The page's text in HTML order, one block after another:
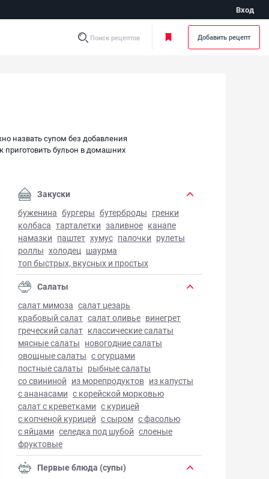
Вход
Поиск рецептов Добавить рецепт
назвать супом без добавления
бульон в домашних
Закуски
буженина бургеры бутерброды гренки
колбаса тарталетки заливное канапе
намазки паштет хумус палочки рулеты
роллы холодец шаурма
топ быстрых, вкусных и простых
Салаты
салат мимоза салат цезарь
крабовый салат салат оливье винегрет
греческий салат классические салаты
мясные салаты новогодние салаты
овощные салаты с огурцами
постные салаты рыбные салаты
со свининой из морепродуктов из капусты
с ананасами с корейской морковью
салат с креветками с курицей
с копченой курицей с сыром с фасолью
с яйцами селедка под шубой слоеные
фруктовые
Первые блюда (супы)